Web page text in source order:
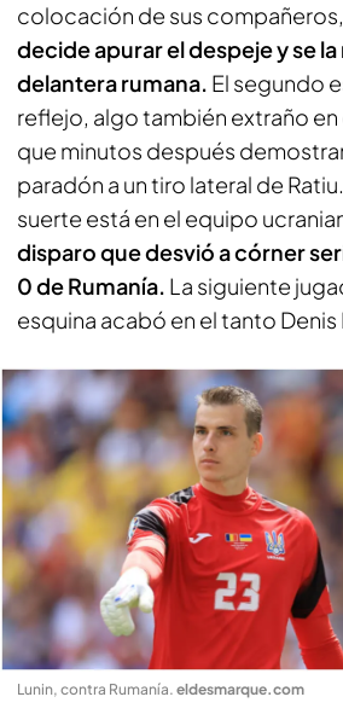
colocación de sus compañeros,
decide apurar el despeje y se la
delantera rumana. El segundo
reflejo, algo también extraño en
que minutos después
paradón a un tiro lateral de
suerte está en el equipo
disparo que desvió a córner
0 de Rumanía. La siguiente
esquina acabó en el tanto Denis
Lunin, contra Rumanía. eldesmarque.com